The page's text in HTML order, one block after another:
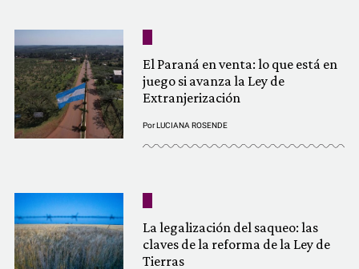
El Paraná en venta: lo que está en
juego si avanza la Ley de
Extranjerización
PorLUCIANA ROSENDE
La legalización del saqueo: las
claves de la reforma de la Ley de
Tierras